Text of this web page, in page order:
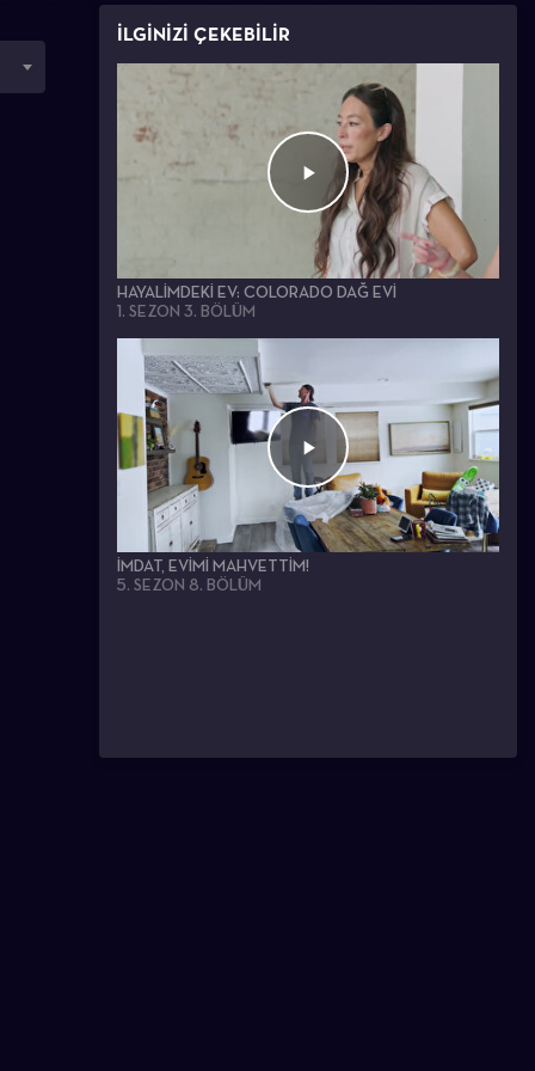
İLGİNİZİ ÇEKEBİLİR
HAYALIMDEKI EV: COLORADO DAĞ EVI
1. SEZON 3. BÖLÜM
İMDAT, EVIMI MAHVETTIM!
5. SEZON 8. BÖLÜM